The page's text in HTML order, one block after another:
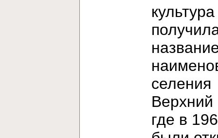
культура
селения
Верхний
где в